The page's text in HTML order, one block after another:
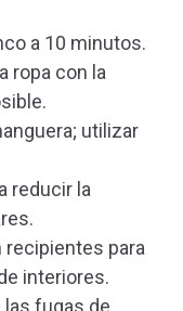
a 10 minutos.
ropa con la
utilizar
reducir la
recipientes para
interiores.
fugas de